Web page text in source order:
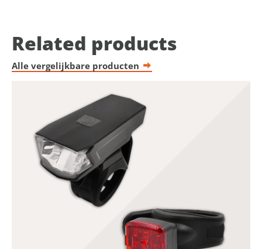
Related products
Alle vergelijkbare producten